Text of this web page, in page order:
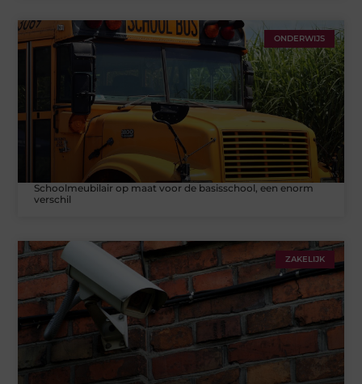
ONDERWIJS
Schoolmeubilair op maat voor de basisschool, een enorm
verschil
ZAKELIJK